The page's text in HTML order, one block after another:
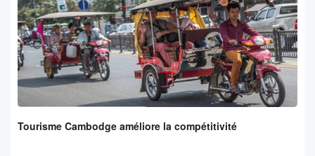
Tourisme Cambodge améliore la compétitivité